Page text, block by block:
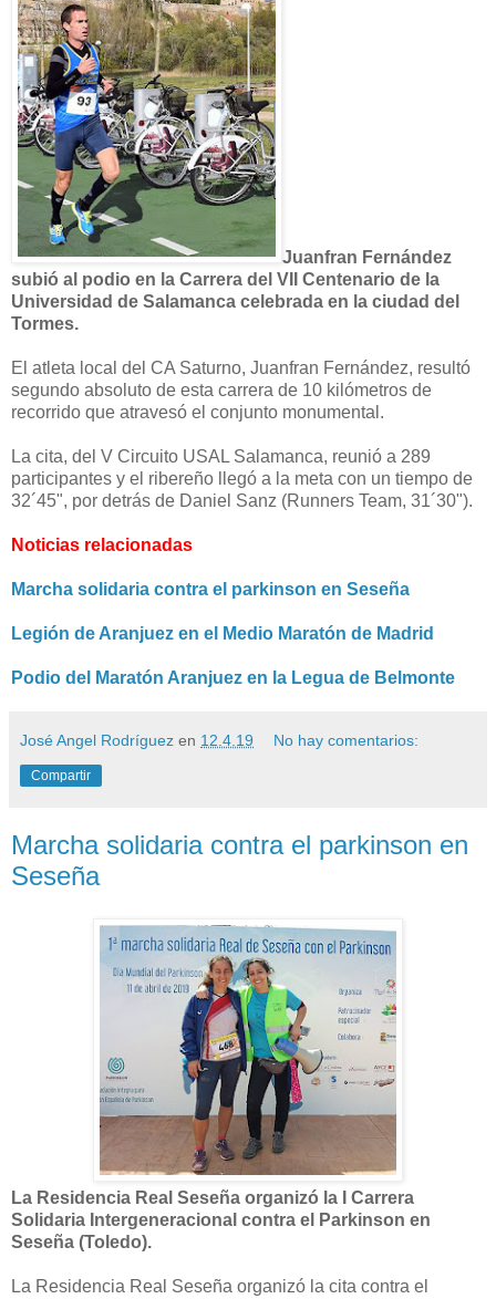
Juanfran Fernández
subió al podio en la Carrera del VII Centenario de la
Universidad de Salamanca celebrada en la ciudad del
Tormes.
El atleta local del CA Saturno, Juanfran Fernández, resultó
segundo absoluto de esta carrera de 10 kilómetros de
recorrido que atravesó el conjunto monumental.
La cita, del V Circuito USAL Salamanca, reunió a 289
participantes y el ribereño llegó a la meta con un tiempo de
32´45", por detrás de Daniel Sanz (Runners Team, 31´30").
Noticias relacionadas
Marcha solidaria contra el parkinson en Seseña
Legión de Aranjuez en el Medio Maratón de Madrid
Podio del Maratón Aranjuez en la Legua de Belmonte
José Angel Rodríguez en 12.4.19 No hay comentarios:
Compartir
Marcha solidaria contra el parkinson en
Seseña
La Residencia Real Seseña organizó la I Carrera
Solidaria Intergeneracional contra el Parkinson en
Seseña (Toledo).
La Residencia Real Seseña organizó la cita contra el